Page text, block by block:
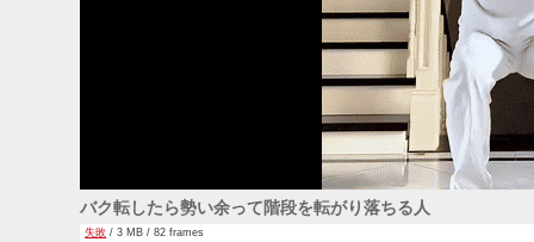
バク転したら勢い余って階段を転がり落ちる人
失敗 / 3 MB / 82 frames